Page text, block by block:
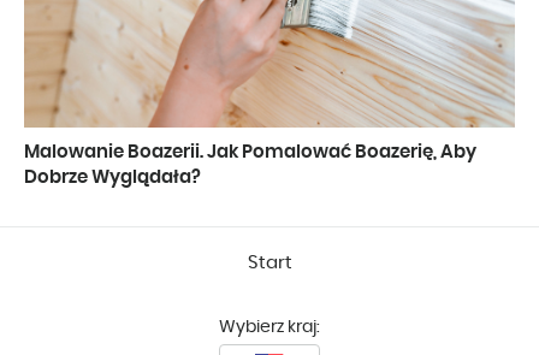
Malowanie Boazerii. Jak Pomalować Boazerię, Aby
Dobrze Wyglądała?
Start
Wybierz kraj: